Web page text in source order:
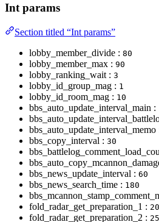
Int params
Section titled “Int params”
lobby_member_divide : 80
lobby_member_max : 90
lobby_ranking_wait : 3
lobby_id_group_mag : 1
lobby_id_room_mag : 10
bbs_auto_update_interval_main :
bbs_auto_update_interval_memo
bbs_copy_interval : 30
bbs_news_update_interval : 60
bbs_news_search_time : 180
fold_radar_get_preparation_1 :
fold_radar_get_preparation_2 :